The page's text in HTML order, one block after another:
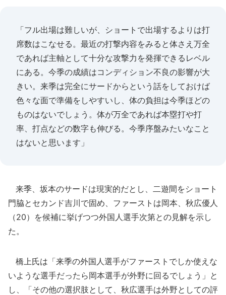
「フル出場は難しいが、ショートで出場するよりは打
席数はこなせる。最近の打撃内容をみると体さえ万全
であれば主軸として十分な攻撃力を発揮できるレベル
にある。今季の成績はコンディション不良の影響が大
きい。来季は完全にサードからという話をしておけば
色々な面で準備をしやすいし、体の負担は今季ほどの
ものはないでしょう。体が万全であれば本塁打や打
率、打点などの数字も伸びる。今季序盤みたいなこと
はないと思います」
来季、坂本のサードは現実的だとし、二遊間をショート
門脇とセカンド吉川で固め、ファーストは岡本、秋広優人
（20）を候補に挙げつつ外国人選手次第との見解を示し
た。
橋上氏は「来季の外国人選手がファーストでしか使えな
いような選手だったら岡本選手が外野に回るでしょう」と
し、「その他の選択肢として、秋広選手は外野としての評